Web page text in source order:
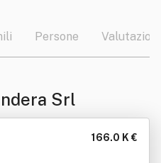
Persone Valutazioni
Srl
166.0 K €